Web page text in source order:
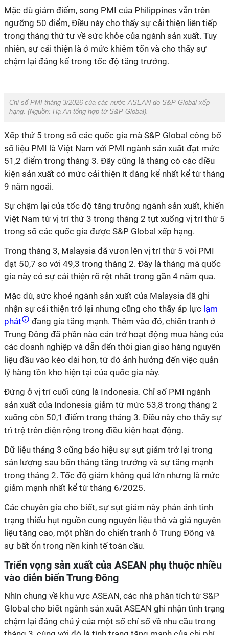
Mặc dù giảm điểm, song PMI của Philippines vẫn trên
ngưỡng 50 điểm, Điều này cho thấy sự cải thiện liên tiếp
trong tháng thứ tư về sức khỏe của ngành sản xuất. Tuy
nhiên, sự cải thiện là ở mức khiêm tốn và cho thấy sự
chậm lại đáng kể trong tốc độ tăng trưởng.
Chỉ số PMI tháng 3/2026 của các nước ASEAN do S&P Global xếp
hạng. (Nguồn: Hạ An tổng hợp từ S&P Global).
Xếp thứ 5 trong số các quốc gia mà S&P Global công bố
số liệu PMI là Việt Nam với PMI ngành sản xuất đạt mức
51,2 điểm trong tháng 3. Đây cũng là tháng có các điều
kiện sản xuất có mức cải thiện ít đáng kể nhất kể từ tháng
9 năm ngoái.
Sự chậm lại của tốc độ tăng trưởng ngành sản xuất, khiến
Việt Nam từ vị trí thứ 3 trong tháng 2 tụt xuống vị trí thứ 5
trong số các quốc gia được S&P Global xếp hạng.
Trong tháng 3, Malaysia đã vươn lên vị trí thứ 5 với PMI
đạt 50,7 so với 49,3 trong tháng 2. Đây là tháng mà quốc
gia này có sự cải thiện rõ rệt nhất trong gần 4 năm qua.
Mặc dù, sức khoẻ ngành sản xuất của Malaysia đã ghi
nhận sự cải thiện trở lại nhưng cũng cho thấy áp lực lạm
phát
đang gia tăng mạnh. Thêm vào đó, chiến tranh ở
Trung Đông đã phần nào cản trở hoạt động mua hàng của
các doanh nghiệp và dẫn đến thời gian giao hàng nguyên
liệu đầu vào kéo dài hơn, từ đó ảnh hưởng đến việc quản
lý hàng tồn kho hiện tại của quốc gia này.
Đứng ở vị trí cuối cùng là Indonesia. Chỉ số PMI ngành
sản xuất của Indonesia giảm từ mức 53,8 trong tháng 2
xuống còn 50,1 điểm trong tháng 3. Điều này cho thấy sự
trì trệ trên diện rộng trong điều kiện hoạt động.
Dữ liệu tháng 3 cũng báo hiệu sự sụt giảm trở lại trong
sản lượng sau bốn tháng tăng trưởng và sự tăng mạnh
trong tháng 2. Tốc độ giảm không quá lớn nhưng là mức
giảm mạnh nhất kể từ tháng 6/2025.
Các chuyên gia cho biết, sự sụt giảm này phản ánh tình
trạng thiếu hụt nguồn cung nguyên liệu thô và giá nguyên
liệu tăng cao, một phần do chiến tranh ở Trung Đông và
sự bất ổn trong nền kinh tế toàn cầu.
Triển vọng sản xuất của ASEAN phụ thuộc nhiều
vào diễn biến Trung Đông
Nhìn chung về khu vực ASEAN, các nhà phân tích từ S&P
Global cho biết ngành sản xuất ASEAN ghi nhận tình trạng
chậm lại đáng chú ý của một số chỉ số về nhu cầu trong